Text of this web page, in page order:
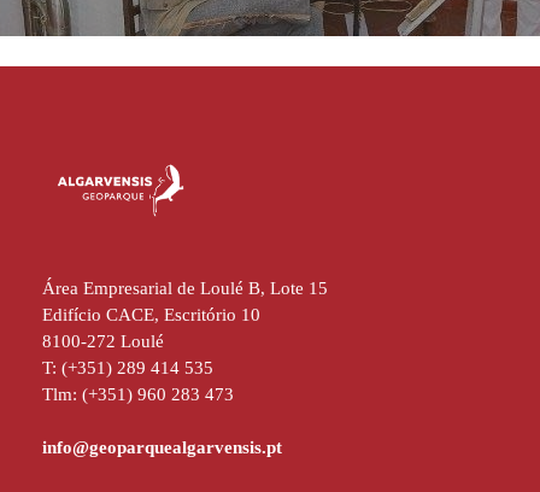
Área Empresarial de Loulé B, Lote 15
Edifício CACE, Escritório 10
8100-272 Loulé
T: (+351) 289 414 535
Tlm: (+351) 960 283 473